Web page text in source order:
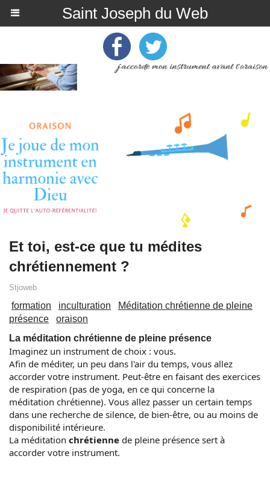
Saint Joseph du Web
Et toi, est-ce que tu médites
chrétiennement ?
Stjoweb
formation inculturation
Méditation chrétienne de pleine
présence
oraison
La méditation chrétienne de pleine présence
Imaginez un instrument de choix : vous.
Afin de méditer, un peu dans l'air du temps, vous allez
accorder votre instrument. Peut-être en faisant des exercices
de respiration (pas de yoga, en ce qui concerne la
méditation chrétienne). Vous allez passer un certain temps
dans une recherche de silence, de bien-être, ou au moins de
disponibilité intérieure.
La méditation chrétienne de pleine présence sert à
accorder votre instrument.